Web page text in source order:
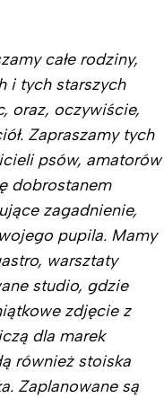
całe rodziny,
i tych starszych
oraz, oczywiście,
Zapraszamy tych
psów, amatorów
dobrostanem
zagadnienie,
pupila. Mamy
warsztaty
studio, gdzie
zdjęcie z
dla marek
również stoiska
Zaplanowane są